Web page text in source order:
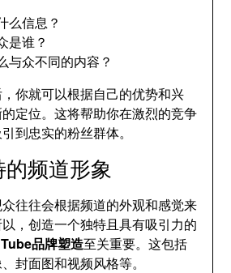
么信息？
是谁？
与众不同的内容？
你就可以根据自己的优势和兴
定位。这将帮助你在激烈的竞争
到忠实的粉丝群体。
频道形象
往往会根据频道的外观和感觉来
，创造一个独特且具有吸引力的
品牌塑造至关重要。这包括
封面图和视频风格等。